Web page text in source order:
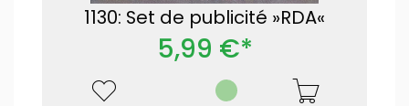
1130: Set de publicité »RDA«
5,99 €*